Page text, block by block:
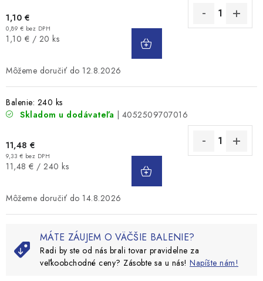
1,10 €
0,89 € bez DPH
Jednotková
1,10 € / 20 ks
12.8.2026
Balenie: 240 ks
Skladom u dodávateľa
| 4052509707016
11,48 €
9,33 € bez DPH
Jednotková
11,48 € / 240 ks
14.8.2026
MÁTE ZÁUJEM O VÄČŠIE BALENIE?
Radi by ste od nás brali tovar pravidelne za
veľkoobchodné ceny? Zásobte sa u nás! Napíšte nám!